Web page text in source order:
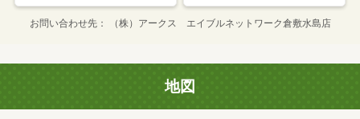
お問い合わせ先 （株）アークス エイブルネットワーク倉敷水島店
地図